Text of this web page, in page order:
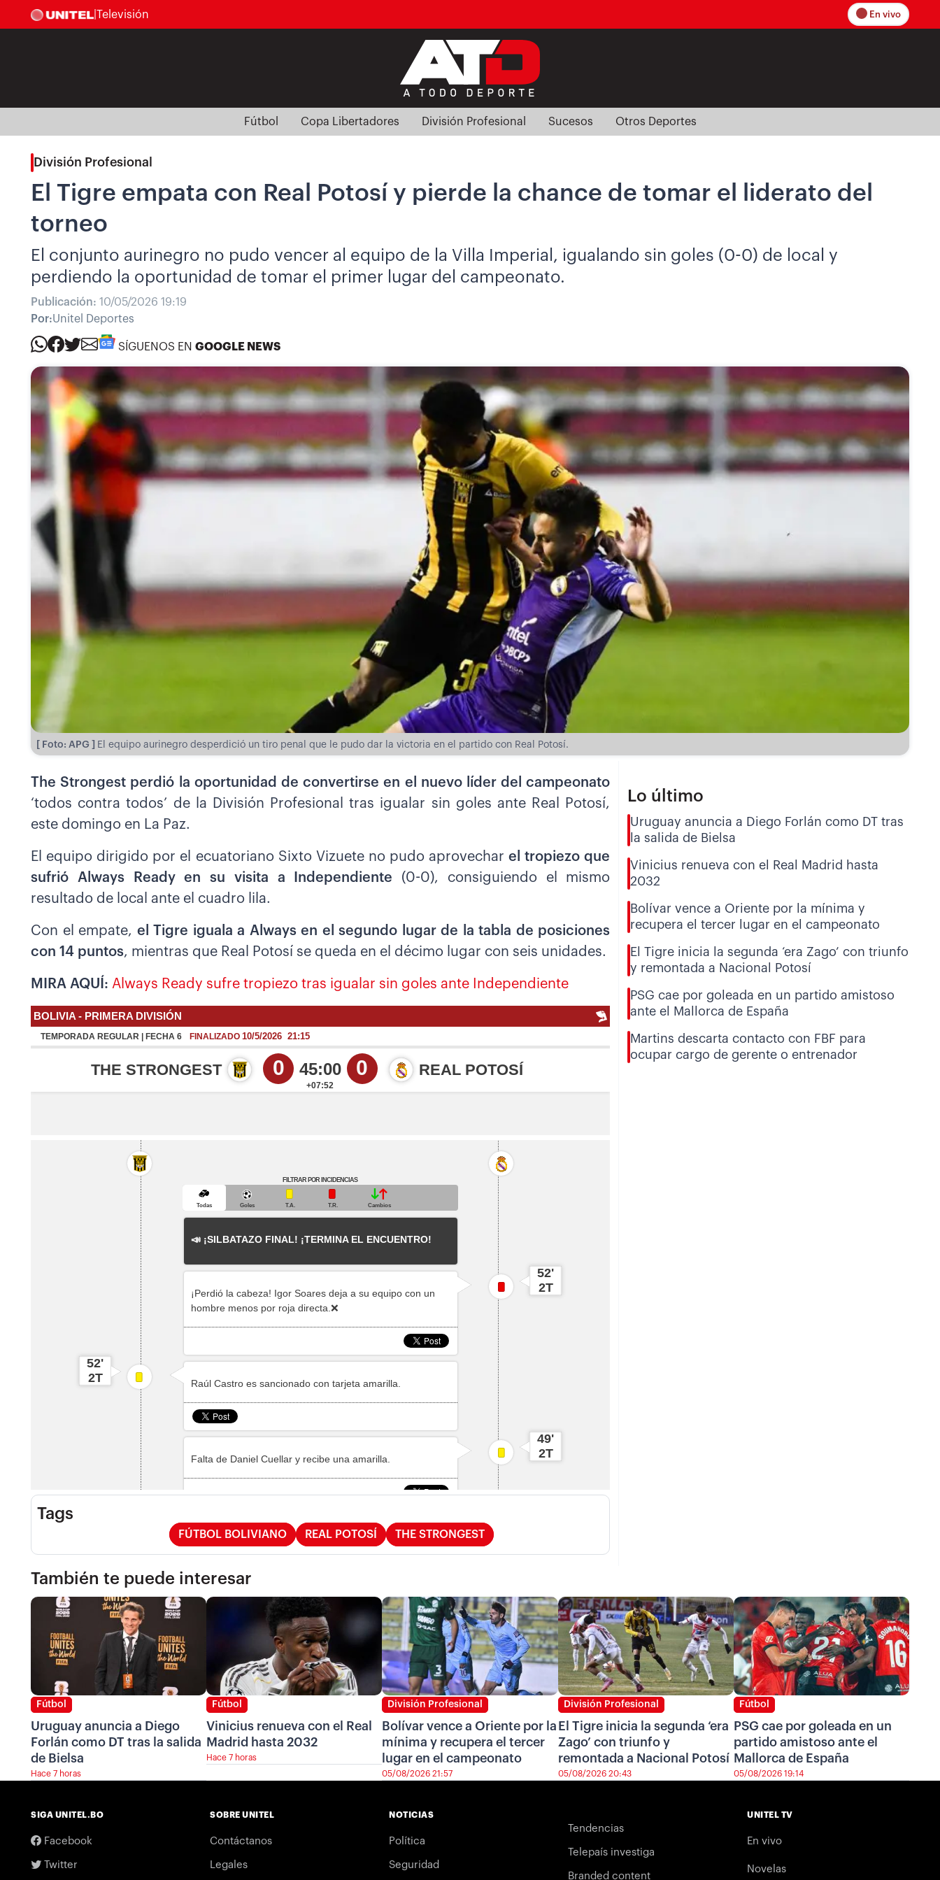
Televisión En vivo
Fútbol Copa Libertadores División Profesional Sucesos Otros Deportes
División Profesional
El Tigre empata con Real Potosí y pierde la chance de tomar el liderato del
torneo
El conjunto aurinegro no pudo vencer al equipo de la Villa Imperial, igualando sin goles (0-0) de local y
perdiendo la oportunidad de tomar el primer lugar del campeonato.
Publicación: 10/05/2026 19:19
Por:Unitel Deportes
SÍGUENOS EN GOOGLE NEWS
[ Foto: APG ] El equipo aurinegro desperdició un tiro penal que le pudo dar la victoria en el partido con Real Potosí.
The Strongest perdió la oportunidad de convertirse en el nuevo líder del campeonato
‘todos contra todos’ de la División Profesional tras igualar sin goles ante Real Potosí,
este domingo en La Paz.
El equipo dirigido por el ecuatoriano Sixto Vizuete no pudo aprovechar el tropiezo que
sufrió Always Ready en su visita a Independiente (0-0), consiguiendo el mismo
resultado de local ante el cuadro lila.
Con el empate, el Tigre iguala a Always en el segundo lugar de la tabla de posiciones
con 14 puntos, mientras que Real Potosí se queda en el décimo lugar con seis unidades.
MIRA AQUÍ: Always Ready sufre tropiezo tras igualar sin goles ante Independiente
Tags
FÚTBOL BOLIVIANO REAL POTOSÍ THE STRONGEST
Lo último
Uruguay anuncia a Diego Forlán como DT tras
la salida de Bielsa
Vinicius renueva con el Real Madrid hasta
2032
Bolívar vence a Oriente por la mínima y
recupera el tercer lugar en el campeonato
El Tigre inicia la segunda ‘era Zago’ con triunfo
y remontada a Nacional Potosí
PSG cae por goleada en un partido amistoso
ante el Mallorca de España
Martins descarta contacto con FBF para
ocupar cargo de gerente o entrenador
También te puede interesar
Fútbol
Uruguay anuncia a Diego
Forlán como DT tras la salida
de Bielsa
Hace 7 horas
Fútbol
Vinicius renueva con el Real
Madrid hasta 2032
Hace 7 horas
División Profesional
Bolívar vence a Oriente por la
mínima y recupera el tercer
lugar en el campeonato
05/08/2026 21:57
División Profesional
El Tigre inicia la segunda ‘era
Zago’ con triunfo y
remontada a Nacional Potosí
05/08/2026 20:43
Fútbol
PSG cae por goleada en un
partido amistoso ante el
Mallorca de España
05/08/2026 19:14
SIGA UNITEL.BO
Facebook
Twitter
SOBRE UNITEL
Contáctanos
Legales
NOTICIAS
Política
Seguridad
Tendencias
Telepaís investiga
Branded content
UNITEL TV
En vivo
Novelas